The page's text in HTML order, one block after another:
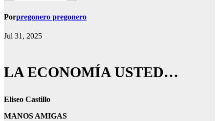
Porpregonero pregonero
Jul 31, 2025
LA ECONOMÍA USTED…
Eliseo Castillo
MANOS AMIGAS